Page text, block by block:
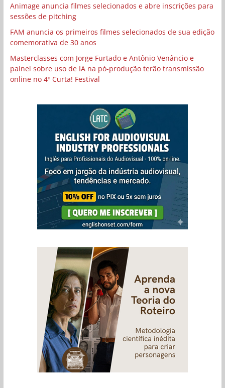
Animage anuncia filmes selecionados e abre inscrições para
sessões de pitching
FAM anuncia os primeiros filmes selecionados de sua edição
comemorativa de 30 anos
Masterclasses com Jorge Furtado e Antônio Venâncio e
painel sobre uso de IA na pó-produção terão transmissão
online no 4º Curta! Festival